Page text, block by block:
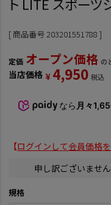
商品番号 203201551788
定価 オープン価格 の
当店価格 ¥ 4,950 税込
なら 月々
【ログインして会員価格
申し訳ございませ
規格